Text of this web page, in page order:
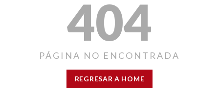
404
PÁGINA NO ENCONTRADA
REGRESAR A HOME